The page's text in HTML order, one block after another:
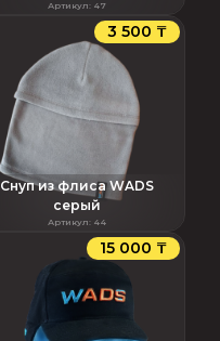
Артикул: 47
3 500 ₸
Снуп из флиса WADS
серый
Артикул: 44
15 000 ₸